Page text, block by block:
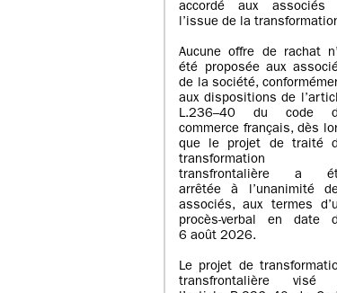
accordé aux associés
l’issue de la
Aucune offre de rachat
été proposée aux
de la société,
aux dispositions de
L.236–40 du code
commerce français, dès
que le projet de traité
transformation
transfrontalière a
arrêtée à l’unanimité
associés, aux termes
procès-verbal en date
6 août 2026.
Le projet de
transfrontalière visé